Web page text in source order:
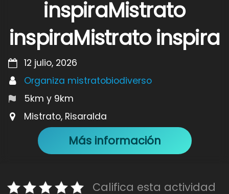
inspiraMistrato
inspiraMistrato inspira
12 julio, 2026
Organiza mistratobiodiverso
5km y 9km
Mistrato, Risaralda
Más información
Califica esta actividad